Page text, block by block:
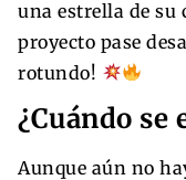
una estrella de su
proyecto pase
rotundo!
¿Cuándo se
Aunque aún no